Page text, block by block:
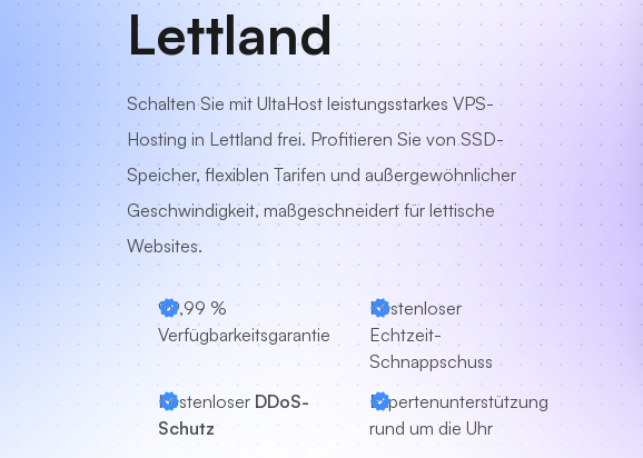
Lettland
Schalten Sie mit UltaHost leistungsstarkes VPS-
Hosting in Lettland frei. Profitieren Sie von SSD-
Speicher, flexiblen Tarifen und außergewöhnlicher
Geschwindigkeit, maßgeschneidert für lettische
Websites.
99,99 %
Verfügbarkeitsgarantie
Kostenloser
Echtzeit-
Schnappschuss
Kostenloser DDoS-
Schutz
Expertenunterstützung
rund um die Uhr